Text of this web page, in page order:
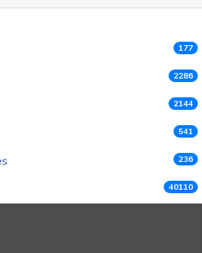
177
2286
2144
541
236
40110